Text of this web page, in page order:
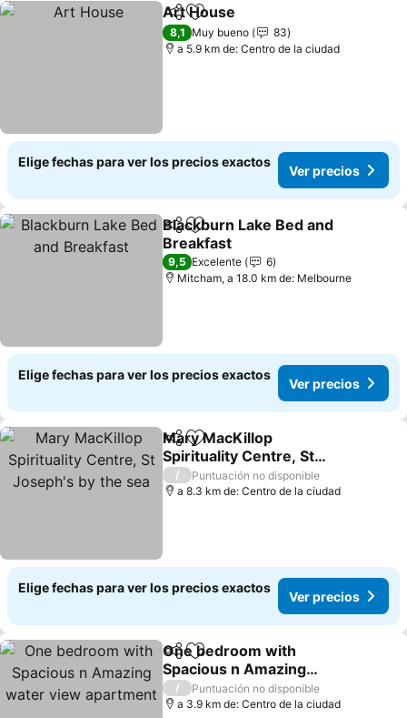
CompartirAgregar a favoritos
Art House
8,1 Muy bueno
83
a 5.9 km de: Centro de la ciudad
Elige fechas para ver los precios exactos
Ver precios
CompartirAgregar a favoritos
Blackburn Lake Bed and
Breakfast
9,5 Excelente
6
Mitcham, a 18.0 km de: Melbourne
Elige fechas para ver los precios exactos
Ver precios
CompartirAgregar a favoritos
Mary MacKillop
Spirituality Centre, St
Joseph's by the sea
/
Puntuación no disponible
a 8.3 km de: Centro de la ciudad
Elige fechas para ver los precios exactos
Ver precios
CompartirAgregar a favoritos
One bedroom with
Spacious n Amazing
water view apartment
/
Puntuación no disponible
a 3.9 km de: Centro de la ciudad